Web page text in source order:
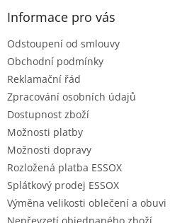
Informace pro vás
Odstoupení od smlouvy
Obchodní podmínky
Reklamační řád
Zpracování osobních údajů
Dostupnost zboží
Možnosti platby
Možnosti dopravy
Rozložená platba ESSOX
Splátkový prodej ESSOX
Výměna velikosti oblečení a obuvi